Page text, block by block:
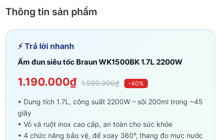
Thông tin sản phẩm
⚡ Trả lời nhanh
Ấm đun siêu tốc Braun WK1500BK 1.7L 2200W
1.190.000₫ 1.980.000₫ -40%
• Dung tích 1.7L, công suất 2200W – sôi 200ml trong ~45
giây
• Vỏ và ruột inox cao cấp, an toàn cho sức khỏe
• 4 chức năng bảo vệ, đế xoay 360°, thang đo mực nước